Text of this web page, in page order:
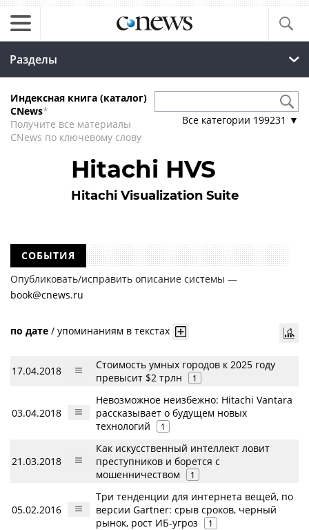
Разделы
Индексная книга (каталог)
CNews*
Получите все материалы
CNews по ключевому слову
Все категории 199231 ▼
Hitachi HVS
Hitachi Visualization Suite
СОБЫТИЯ
Опубликовать/исправить описание системы —
book@cnews.ru
по дате / упоминаниям в текстах
17.04.2018
Стоимость умных городов к 2025 году
превысит $2 трлн
1
03.04.2018
Невозможное неизбежно: Hitachi Vantara
рассказывает о будущем новых
технологий
1
21.03.2018
Как искусственный интеллект ловит
преступников и борется с
мошенничеством
1
05.02.2016
Три тенденции для интернета вещей, по
версии Gartner: срыв сроков, черный
рынок, рост ИБ-угроз
1